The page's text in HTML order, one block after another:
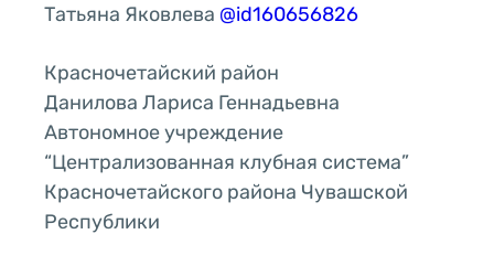
Татьяна Яковлева @id160656826
Красночетайский район
Данилова Лариса Геннадьевна
Автономное учреждение
“Централизованная клубная система”
Красночетайского района Чувашской
Республики